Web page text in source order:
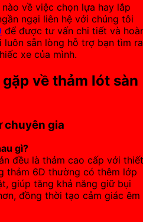
về việc chọn lựa hay lắp
ngại liên hệ với chúng tôi
để được tư vấn chi tiết và
luôn sẵn lòng hỗ trợ bạn tìm ra
xe của mình.
về thảm lót sàn
chuyên gia
gì?
đều là thảm cao cấp với thiết
thảm 6D thường có thêm lớp
giúp tăng khả năng giữ bụi
đồng thời tạo cảm giác êm